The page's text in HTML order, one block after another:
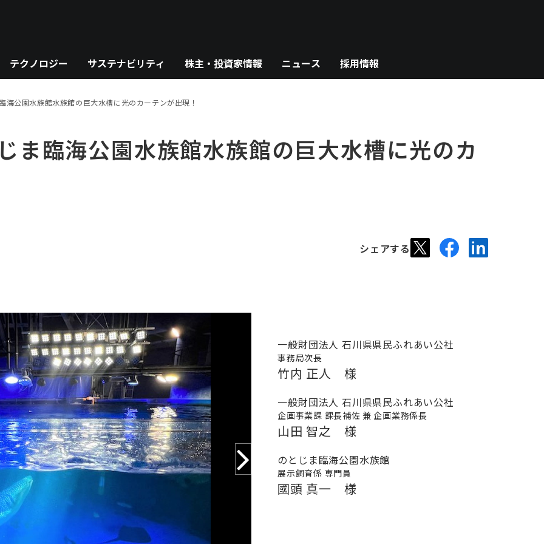
テクノロジー サステナビリティ 株主・投資家情報 ニュース 採用情報
海公園水族館水族館の巨大水槽に光のカーテンが出現！
ま臨海公園水族館水族館の巨大水槽に光のカ
シェアする
一般財団法人 石川県県民ふれあい公社
事務局次長
竹内 正人 様
一般財団法人 石川県県民ふれあい公社
企画事業課 課長補佐 兼 企画業務係長
山田 智之 様
のとじま臨海公園水族館
展示飼育係 専門員
國頭 真一 様